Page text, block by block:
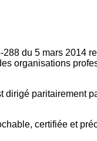
du 5 mars
organisations
certifiée et